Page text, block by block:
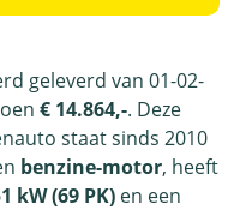
geleverd van 01-02-
€ 14.864,-. Deze
staat sinds 2010
benzine-motor, heeft
kW (69 PK) en een